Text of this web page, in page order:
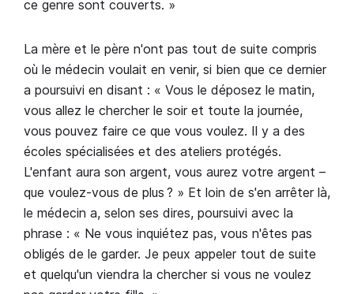
ce genre sont couverts. »
La mère et le père n'ont pas tout de suite compris
où le médecin voulait en venir, si bien que ce dernier
a poursuivi en disant : « Vous le déposez le matin,
vous allez le chercher le soir et toute la journée,
vous pouvez faire ce que vous voulez. Il y a des
écoles spécialisées et des ateliers protégés.
L'enfant aura son argent, vous aurez votre argent –
que voulez-vous de plus ? » Et loin de s'en arrêter là,
le médecin a, selon ses dires, poursuivi avec la
phrase : « Ne vous inquiétez pas, vous n'êtes pas
obligés de le garder. Je peux appeler tout de suite
et quelqu'un viendra la chercher si vous ne voulez